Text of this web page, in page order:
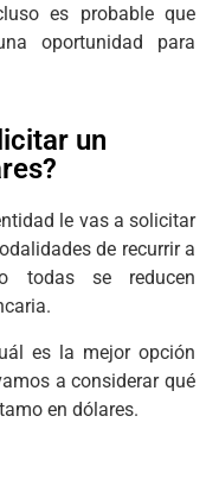
es probable que
oportunidad para
un
le vas a solicitar
de recurrir a
se reducen
es la mejor opción
a considerar qué
en dólares.